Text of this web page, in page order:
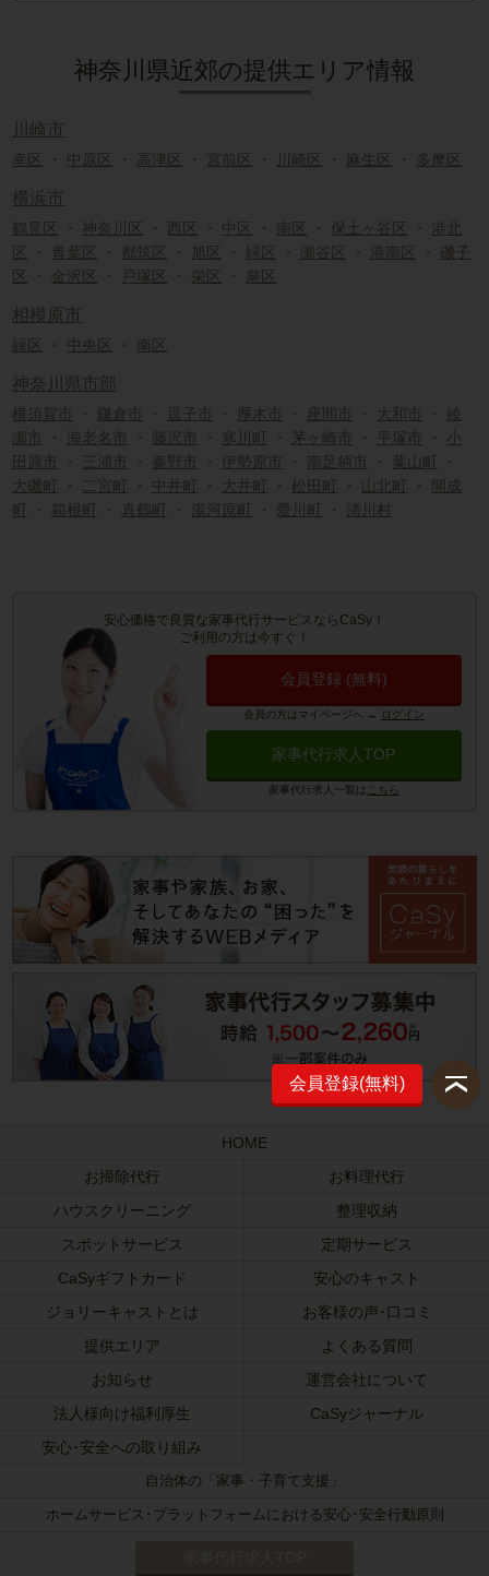
神奈川県近郊の提供エリア情報
川崎市
幸区 ・ 中原区 ・ 高津区 ・ 宮前区 ・ 川崎区 ・ 麻生区 ・ 多摩区
横浜市
鶴見区 ・ 神奈川区 ・ 西区 ・ 中区 ・ 南区 ・ 保土ヶ谷区 ・ 港北
区
・ 青葉区 ・ 都筑区 ・ 旭区 ・ 緑区 ・ 瀬谷区 ・ 港南区 ・ 磯子
区
・ 金沢区 ・ 戸塚区 ・ 栄区 ・ 泉区
相模原市
緑区 ・ 中央区 ・ 南区
神奈川県市部
横須賀市 ・ 鎌倉市 ・ 逗子市 ・ 厚木市 ・ 座間市 ・ 大和市 ・ 綾
瀬市
・ 海老名市 ・ 藤沢市 ・ 寒川町 ・ 茅ヶ崎市 ・ 平塚市 ・ 小
田原市
・ 三浦市 ・ 秦野市 ・ 伊勢原市 ・ 南足柄市 ・ 葉山町 ・
大磯町 ・ 二宮町 ・ 中井町 ・ 大井町 ・ 松田町 ・ 山北町 ・
開成
町 ・ 箱根町 ・ 真鶴町 ・ 湯河原町 ・ 愛川町 ・ 清川村
安心価格で良質な家事代行サービスならCaSy！
ご利用の方は今すぐ！
会員登録 (無料)
会員の方はマイページへ → ログイン
家事代行求人TOP
家事代行求人一覧は こちら
会員登録(無料)
HOME
お掃除代行
お料理代行
ハウスクリーニング
整理収納
スポットサービス
定期サービス
CaSyギフトカード
安心のキャスト
ジョリーキャストとは
お客様の声･口コミ
提供エリア
よくある質問
お知らせ
運営会社について
法人様向け福利厚生
CaSyジャーナル
安心･安全への取り組み
自治体の「家事・子育て支援」
ホームサービス･プラットフォームにおける安心･安全行動原則